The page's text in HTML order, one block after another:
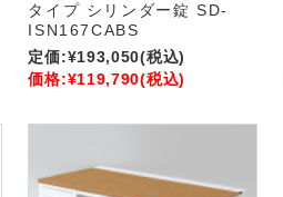
タイプ シリンダー錠 SD-
ISN167CABS
定価:¥193,050(税込)
価格:¥119,790(税込)